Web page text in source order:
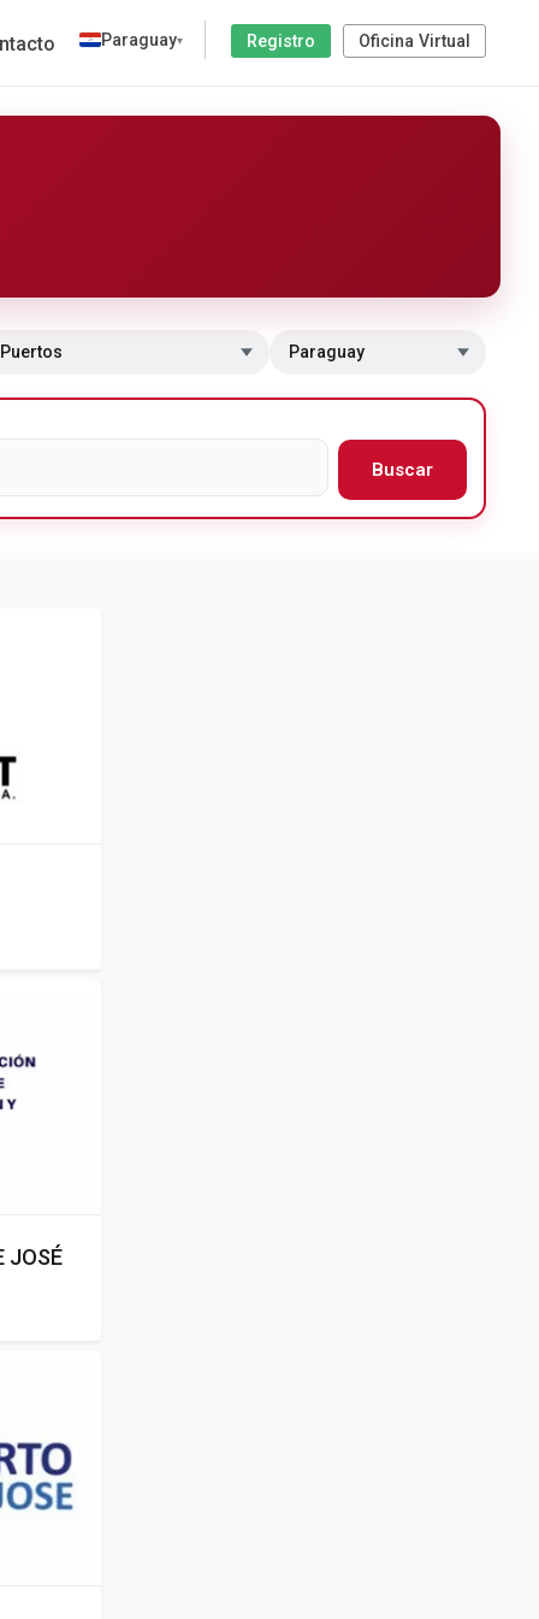
Registro Oficina Virtual
Paraguay▾
sección Cambiar de país
Buscar
JOSÉ